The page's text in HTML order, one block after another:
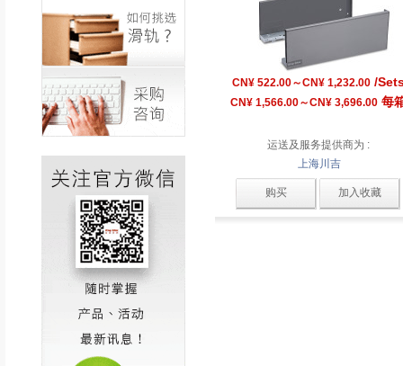
CN¥ 522.00～CN¥ 1,232.00 /
CN¥ 1,566.00～CN¥ 3,696.00 每
运送及服务提供商为 :
上海川吉
购买 加入收藏